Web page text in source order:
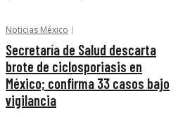
Noticias México
Secretaría de Salud descarta
brote de ciclosporiasis en
México; confirma 33 casos bajo
vigilancia